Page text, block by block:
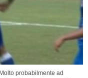
probabilmente ad